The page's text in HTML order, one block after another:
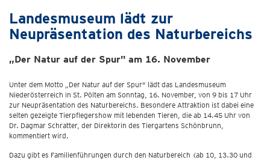
Landesmuseum lädt zur
Neupräsentation des Naturbereichs
„Der Natur auf der Spur" am 16. November
Unter dem Motto „Der Natur auf der Spur" lädt das Landesmuseum
Niederösterreich in St. Pölten am Sonntag, 16. November, von 9 bis 17 Uhr
zur Neupräsentation des Naturbereichs. Besondere Attraktion ist dabei eine
selten gezeigte Tierpflegershow mit lebenden Tieren, die ab 14.45 Uhr von
Dr. Dagmar Schratter, der Direktorin des Tiergartens Schönbrunn,
kommentiert wird.
Dazu gibt es Familienführungen durch den Naturbereich (ab 10, 13.30 und